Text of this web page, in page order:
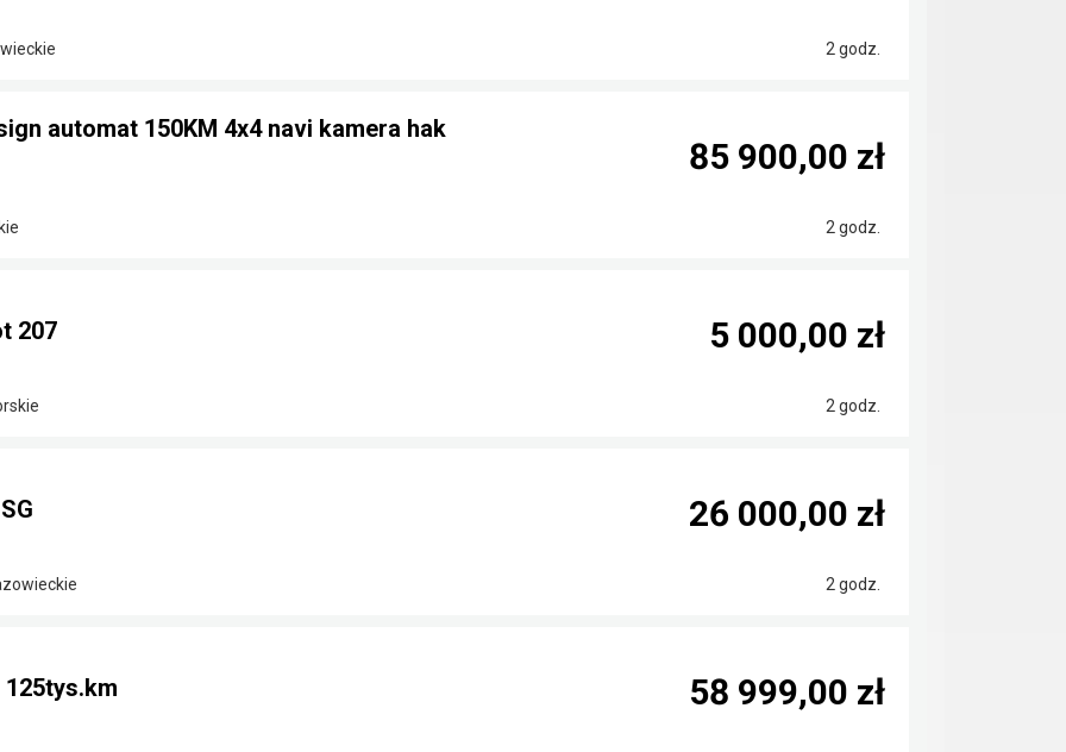
2 godz.
automat 150KM 4x4 navi kamera hak
2 godz.
85 900,00 zł
207
2 godz.
5 000,00 zł
2 godz.
26 000,00 zł
58 999,00 zł